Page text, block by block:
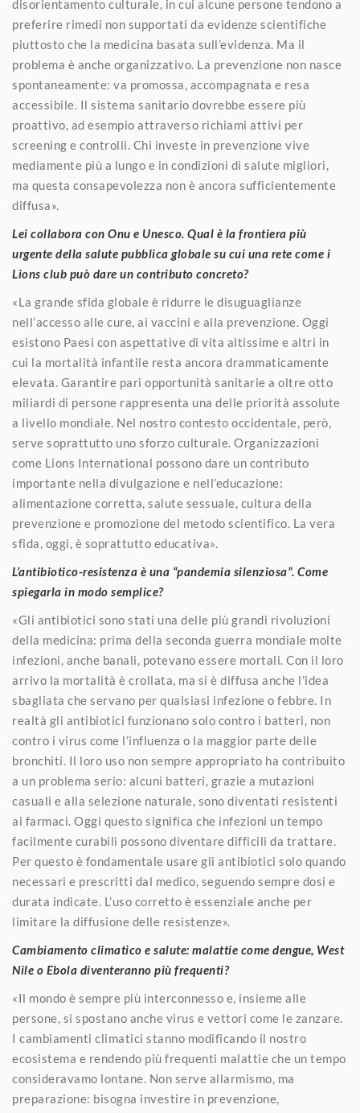
disorientamento culturale, in cui alcune persone tendono a
preferire rimedi non supportati da evidenze scientifiche
piuttosto che la medicina basata sull’evidenza. Ma il
problema è anche organizzativo. La prevenzione non nasce
spontaneamente: va promossa, accompagnata e resa
accessibile. Il sistema sanitario dovrebbe essere più
proattivo, ad esempio attraverso richiami attivi per
screening e controlli. Chi investe in prevenzione vive
mediamente più a lungo e in condizioni di salute migliori,
ma questa consapevolezza non è ancora sufficientemente
diffusa».
Lei collabora con Onu e Unesco. Qual è la frontiera più
urgente della salute pubblica globale su cui una rete come i
Lions club può dare un contributo concreto?
«La grande sfida globale è ridurre le disuguaglianze
nell’accesso alle cure, ai vaccini e alla prevenzione. Oggi
esistono Paesi con aspettative di vita altissime e altri in
cui la mortalità infantile resta ancora drammaticamente
elevata. Garantire pari opportunità sanitarie a oltre otto
miliardi di persone rappresenta una delle priorità assolute
a livello mondiale. Nel nostro contesto occidentale, però,
serve soprattutto uno sforzo culturale. Organizzazioni
come Lions International possono dare un contributo
importante nella divulgazione e nell’educazione:
alimentazione corretta, salute sessuale, cultura della
prevenzione e promozione del metodo scientifico. La vera
sfida, oggi, è soprattutto educativa».
L’antibiotico-resistenza è una “pandemia silenziosa”. Come
spiegarla in modo semplice?
«Gli antibiotici sono stati una delle più grandi rivoluzioni
della medicina: prima della seconda guerra mondiale molte
infezioni, anche banali, potevano essere mortali. Con il loro
arrivo la mortalità è crollata, ma si è diffusa anche l’idea
sbagliata che servano per qualsiasi infezione o febbre. In
realtà gli antibiotici funzionano solo contro i batteri, non
contro i virus come l’influenza o la maggior parte delle
bronchiti. Il loro uso non sempre appropriato ha contribuito
a un problema serio: alcuni batteri, grazie a mutazioni
casuali e alla selezione naturale, sono diventati resistenti
ai farmaci. Oggi questo significa che infezioni un tempo
facilmente curabili possono diventare difficili da trattare.
Per questo è fondamentale usare gli antibiotici solo quando
necessari e prescritti dal medico, seguendo sempre dosi e
durata indicate. L’uso corretto è essenziale anche per
limitare la diffusione delle resistenze».
Cambiamento climatico e salute: malattie come dengue, West
Nile o Ebola diventeranno più frequenti?
«Il mondo è sempre più interconnesso e, insieme alle
persone, si spostano anche virus e vettori come le zanzare.
I cambiamenti climatici stanno modificando il nostro
ecosistema e rendendo più frequenti malattie che un tempo
consideravamo lontane. Non serve allarmismo, ma
preparazione: bisogna investire in prevenzione,